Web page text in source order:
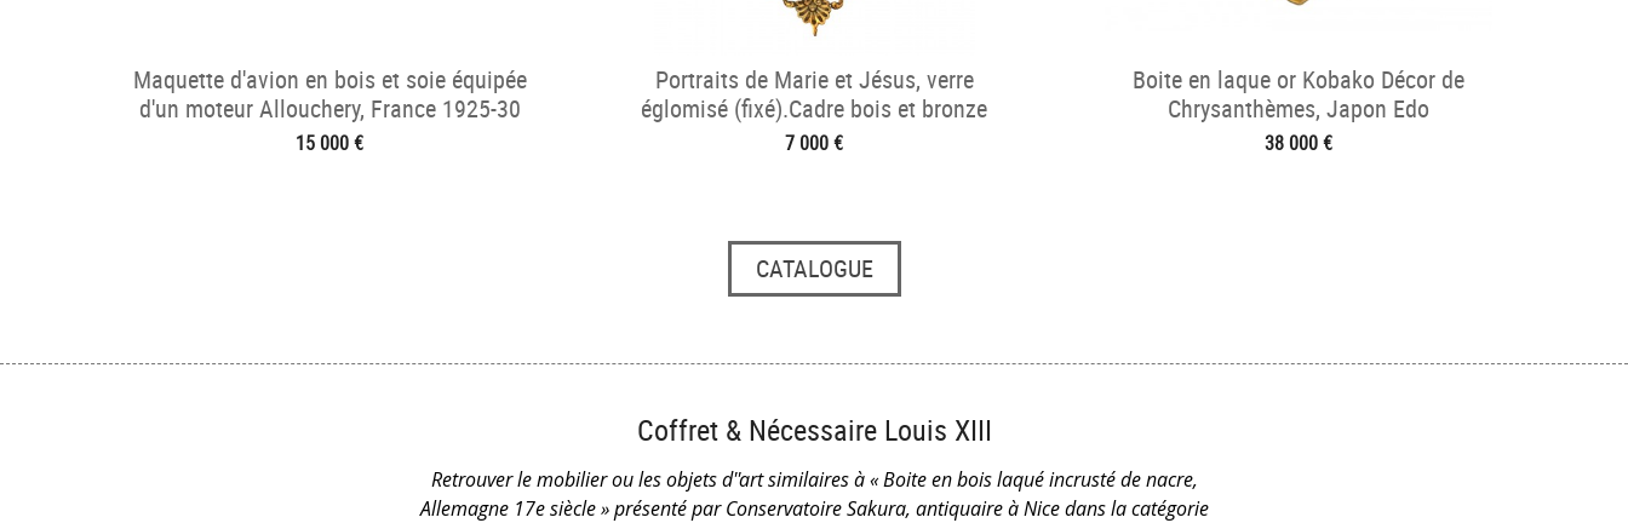
Maquette d'avion en bois et soie équipée
d'un moteur Allouchery, France 1925-30
15 000 €
Portraits de Marie et Jésus, verre
églomisé (fixé).Cadre bois et bronze
doré.17° sièc
7 000 €
Boite en laque or Kobako Décor de
Chrysanthèmes, Japon Edo
38 000 €
CATALOGUE
Coffret & Nécessaire Louis XIII
Retrouver le mobilier ou les objets d''art similaires à « Boite en bois laqué incrusté de nacre,
Allemagne 17e siècle » présenté par Conservatoire Sakura, antiquaire à Nice dans la catégorie